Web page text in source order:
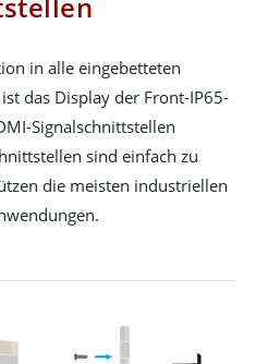
in alle eingebetteten
das Display der Front-IP65-
Signalschnittstellen
sind einfach zu
die meisten industriellen